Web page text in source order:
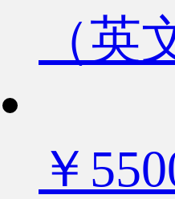
（英
￥